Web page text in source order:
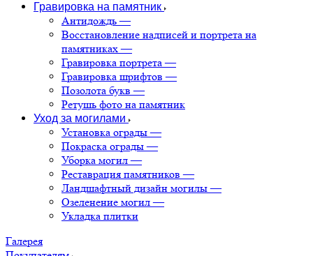
Гравировка на памятник
Антидождь —
Восстановление надписей и портрета на
памятниках —
Гравировка портрета —
Гравировка шрифтов —
Позолота букв —
Ретушь фото на памятник
Уход за могилами
Установка ограды —
Покраска ограды —
Уборка могил —
Реставрация памятников —
Ландшафтный дизайн могилы —
Озеленение могил —
Укладка плитки
Галерея